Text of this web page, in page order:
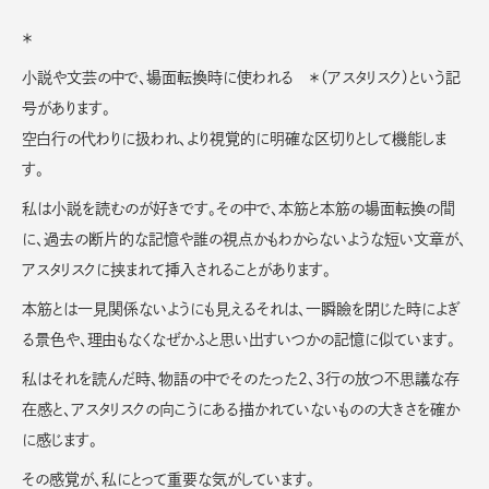
＊
小説や文芸の中で、場面転換時に使われる ＊（アスタリスク）という記
号があります。
空白行の代わりに扱われ、より視覚的に明確な区切りとして機能しま
す。
私は小説を読むのが好きです。その中で、本筋と本筋の場面転換の間
に、過去の断片的な記憶や誰の視点かもわからないような短い文章が、
アスタリスクに挟まれて挿入されることがあります。
本筋とは一見関係ないようにも見えるそれは、一瞬瞼を閉じた時によぎ
る景色や、理由もなくなぜかふと思い出すいつかの記憶に似ています。
私はそれを読んだ時、物語の中でそのたった2、3行の放つ不思議な存
在感と、アスタリスクの向こうにある描かれていないものの大きさを確か
に感じます。
その感覚が、私にとって重要な気がしています。